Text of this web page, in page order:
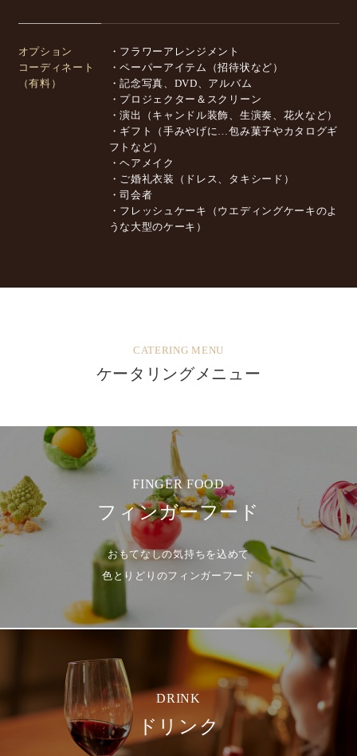
オプション
コーディネート
（有料）
・フラワーアレンジメント
・ペーパーアイテム（招待状など）
・記念写真、DVD、アルバム
・プロジェクター＆スクリーン
・演出（キャンドル装飾、生演奏、花火など）
・ギフト（手みやげに…包み菓子やカタログギ
フトなど）
・ヘアメイク
・ご婚礼衣装（ドレス、タキシード）
・司会者
・フレッシュケーキ（ウエディングケーキのよ
うな大型のケーキ）
CATERING MENU
ケータリングメニュー
FINGER FOOD
フィンガーフード
おもてなしの気持ちを込めて
色とりどりのフィンガーフード
DRINK
ドリンク